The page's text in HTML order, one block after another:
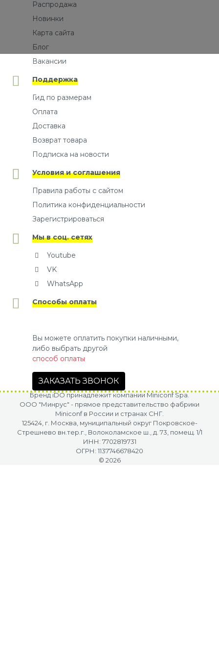
Распродажа
Новинки
Карта сайта
Блог
Вакансии
Поддержка
Гид по размерам
Оплата
Доставка
Возврат товара
Подписка на новости
Условия и соглашения
Правила работы с сайтом
Политика конфиденциальности
Зарегистрироваться
Мы в соц. сетях
Youtube
VK
WhatsApp
Способы оплаты
Вы можете оплатить покупки наличными,
либо выбрать другой
способ оплаты
ЗАКАЗАТЬ ЗВОНОК
Бренд iDO принадлежит компании Miniconf Spa.
OOO "Минрус" - прямое представительство фабрики
Miniconf в России и странах СНГ.
125424, г. Москва, муниципальный округ Покровское-
Стрешнево вн.тер.г., Волоколамское ш., д. 73, помещ. 1/1
ИНН: 7702819731
ОГРН: 1137746678420
© 2026